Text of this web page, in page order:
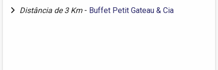
Distância de 3 Km - Buffet Petit Gateau & Cia